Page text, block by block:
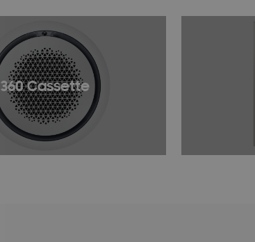
360 Cassette